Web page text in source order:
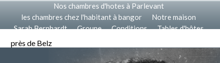
Nos chambres d'hotes à Parlevant
les chambres chez l'habitant à bangor
Notre maison
Sarah Bernhardt
Groupe Conditions
Tables d'hôtes
près de Belz